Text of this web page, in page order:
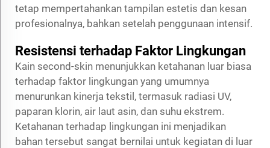
tetap mempertahankan tampilan estetis dan kesan
profesionalnya, bahkan setelah penggunaan intensif.
Resistensi terhadap Faktor Lingkungan
Kain second-skin menunjukkan ketahanan luar biasa
terhadap faktor lingkungan yang umumnya
menurunkan kinerja tekstil, termasuk radiasi UV,
paparan klorin, air laut asin, dan suhu ekstrem.
Ketahanan terhadap lingkungan ini menjadikan
bahan tersebut sangat bernilai untuk kegiatan di luar